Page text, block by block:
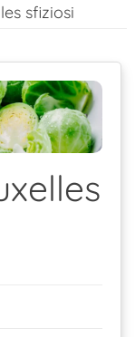
sfiziosi